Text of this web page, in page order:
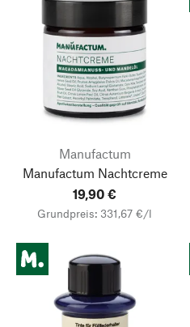
Manufactum
Manufactum Nachtcreme
19,90 €
Grundpreis: 331,67 €/l